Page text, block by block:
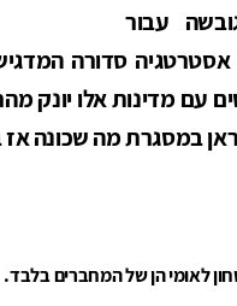
עבור
אסטרטגיה סדורה
עם מדינות אלו יונק
במסגרת מה שכונה אז
לאומי הן של המחברים בלבד.